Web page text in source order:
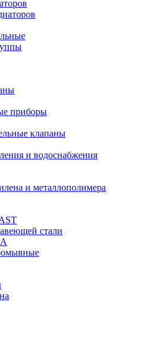
приборы
клапаны
и водоснабжения
и металлополимера
стали